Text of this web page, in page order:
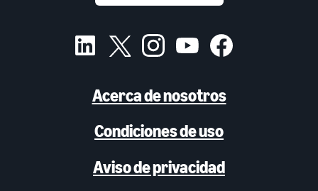
Acerca de nosotros
Condiciones de uso
Aviso de privacidad